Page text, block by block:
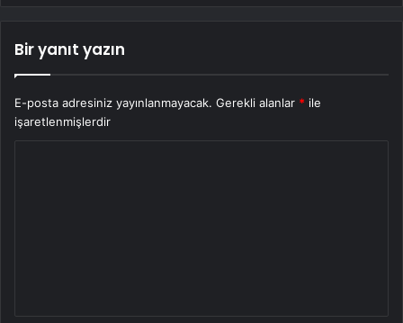
Bir yanıt yazın
E-posta adresiniz yayınlanmayacak. Gerekli alanlar * ile
işaretlenmişlerdir